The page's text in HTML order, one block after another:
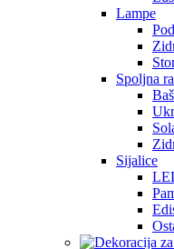
Lampe
Spoljna
Sijalice